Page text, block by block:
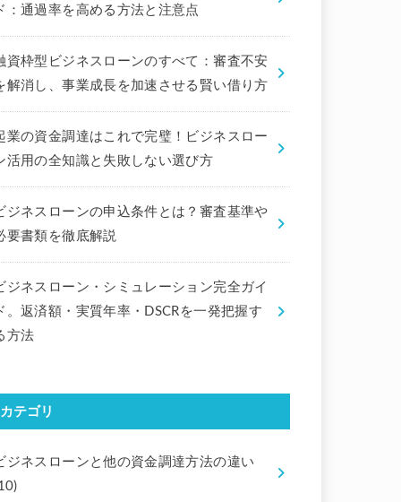
：通過率を高める方法と注意点
資枠型ビジネスローンのすべて：審査不安
解消し、事業成長を加速させる賢い借り方
業の資金調達はこれで完璧！ビジネスロー
活用の全知識と失敗しない選び方
ジネスローンの申込条件とは？審査基準や
要書類を徹底解説
ジネスローン・シミュレーション完全ガイ
。返済額・実質年率・DSCRを一発把握す
方法
カテゴリ
ジネスローンと他の資金調達方法の違い